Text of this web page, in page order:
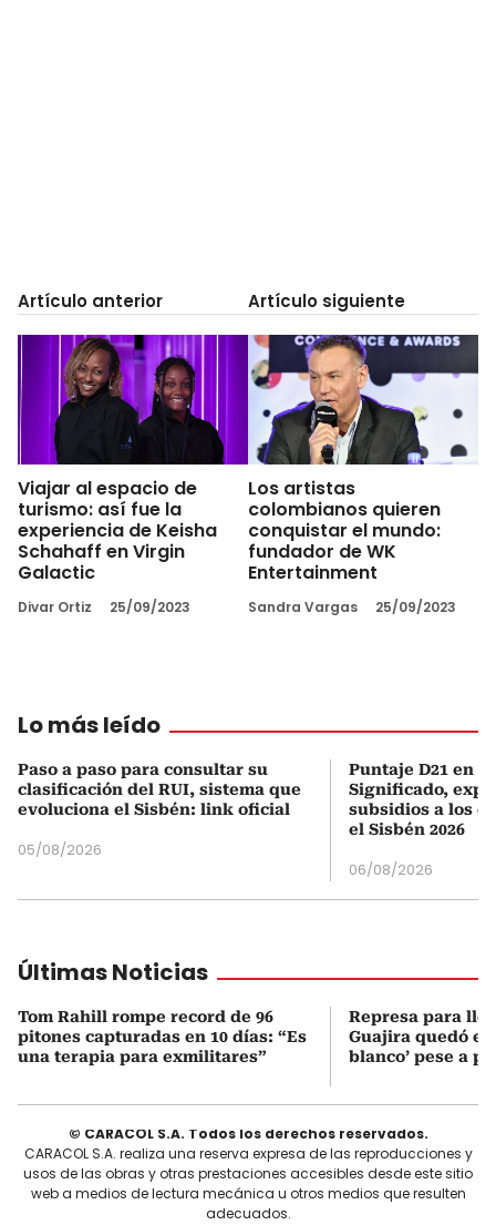
Artículo anterior
Viajar al espacio de
turismo: así fue la
experiencia de Keisha
Schahaff en Virgin
Galactic
Divar Ortiz 25/09/2023
Artículo siguiente
Los artistas
colombianos quieren
conquistar el mundo:
fundador de WK
Entertainment
Sandra Vargas 25/09/2023
Lo más leído
Paso a paso para consultar su
clasificación del RUI, sistema que
evoluciona el Sisbén: link oficial
05/08/2026
Puntaje D21 en
Significado,
subsidios a los
el Sisbén 2026
06/08/2026
Últimas Noticias
Tom Rahill rompe record de 96
pitones capturadas en 10 días: “Es
una terapia para exmilitares”
Represa para
Guajira quedó en
blanco’ pese a
© CARACOL S.A. Todos los derechos reservados.
CARACOL S.A. realiza una reserva expresa de las reproducciones y
usos de las obras y otras prestaciones accesibles desde este sitio
web a medios de lectura mecánica u otros medios que resulten
adecuados.